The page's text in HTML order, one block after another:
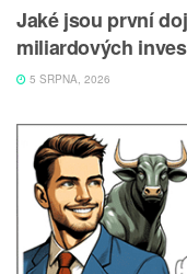
Jaké jsou první
miliardových
5 SRPNA, 2026